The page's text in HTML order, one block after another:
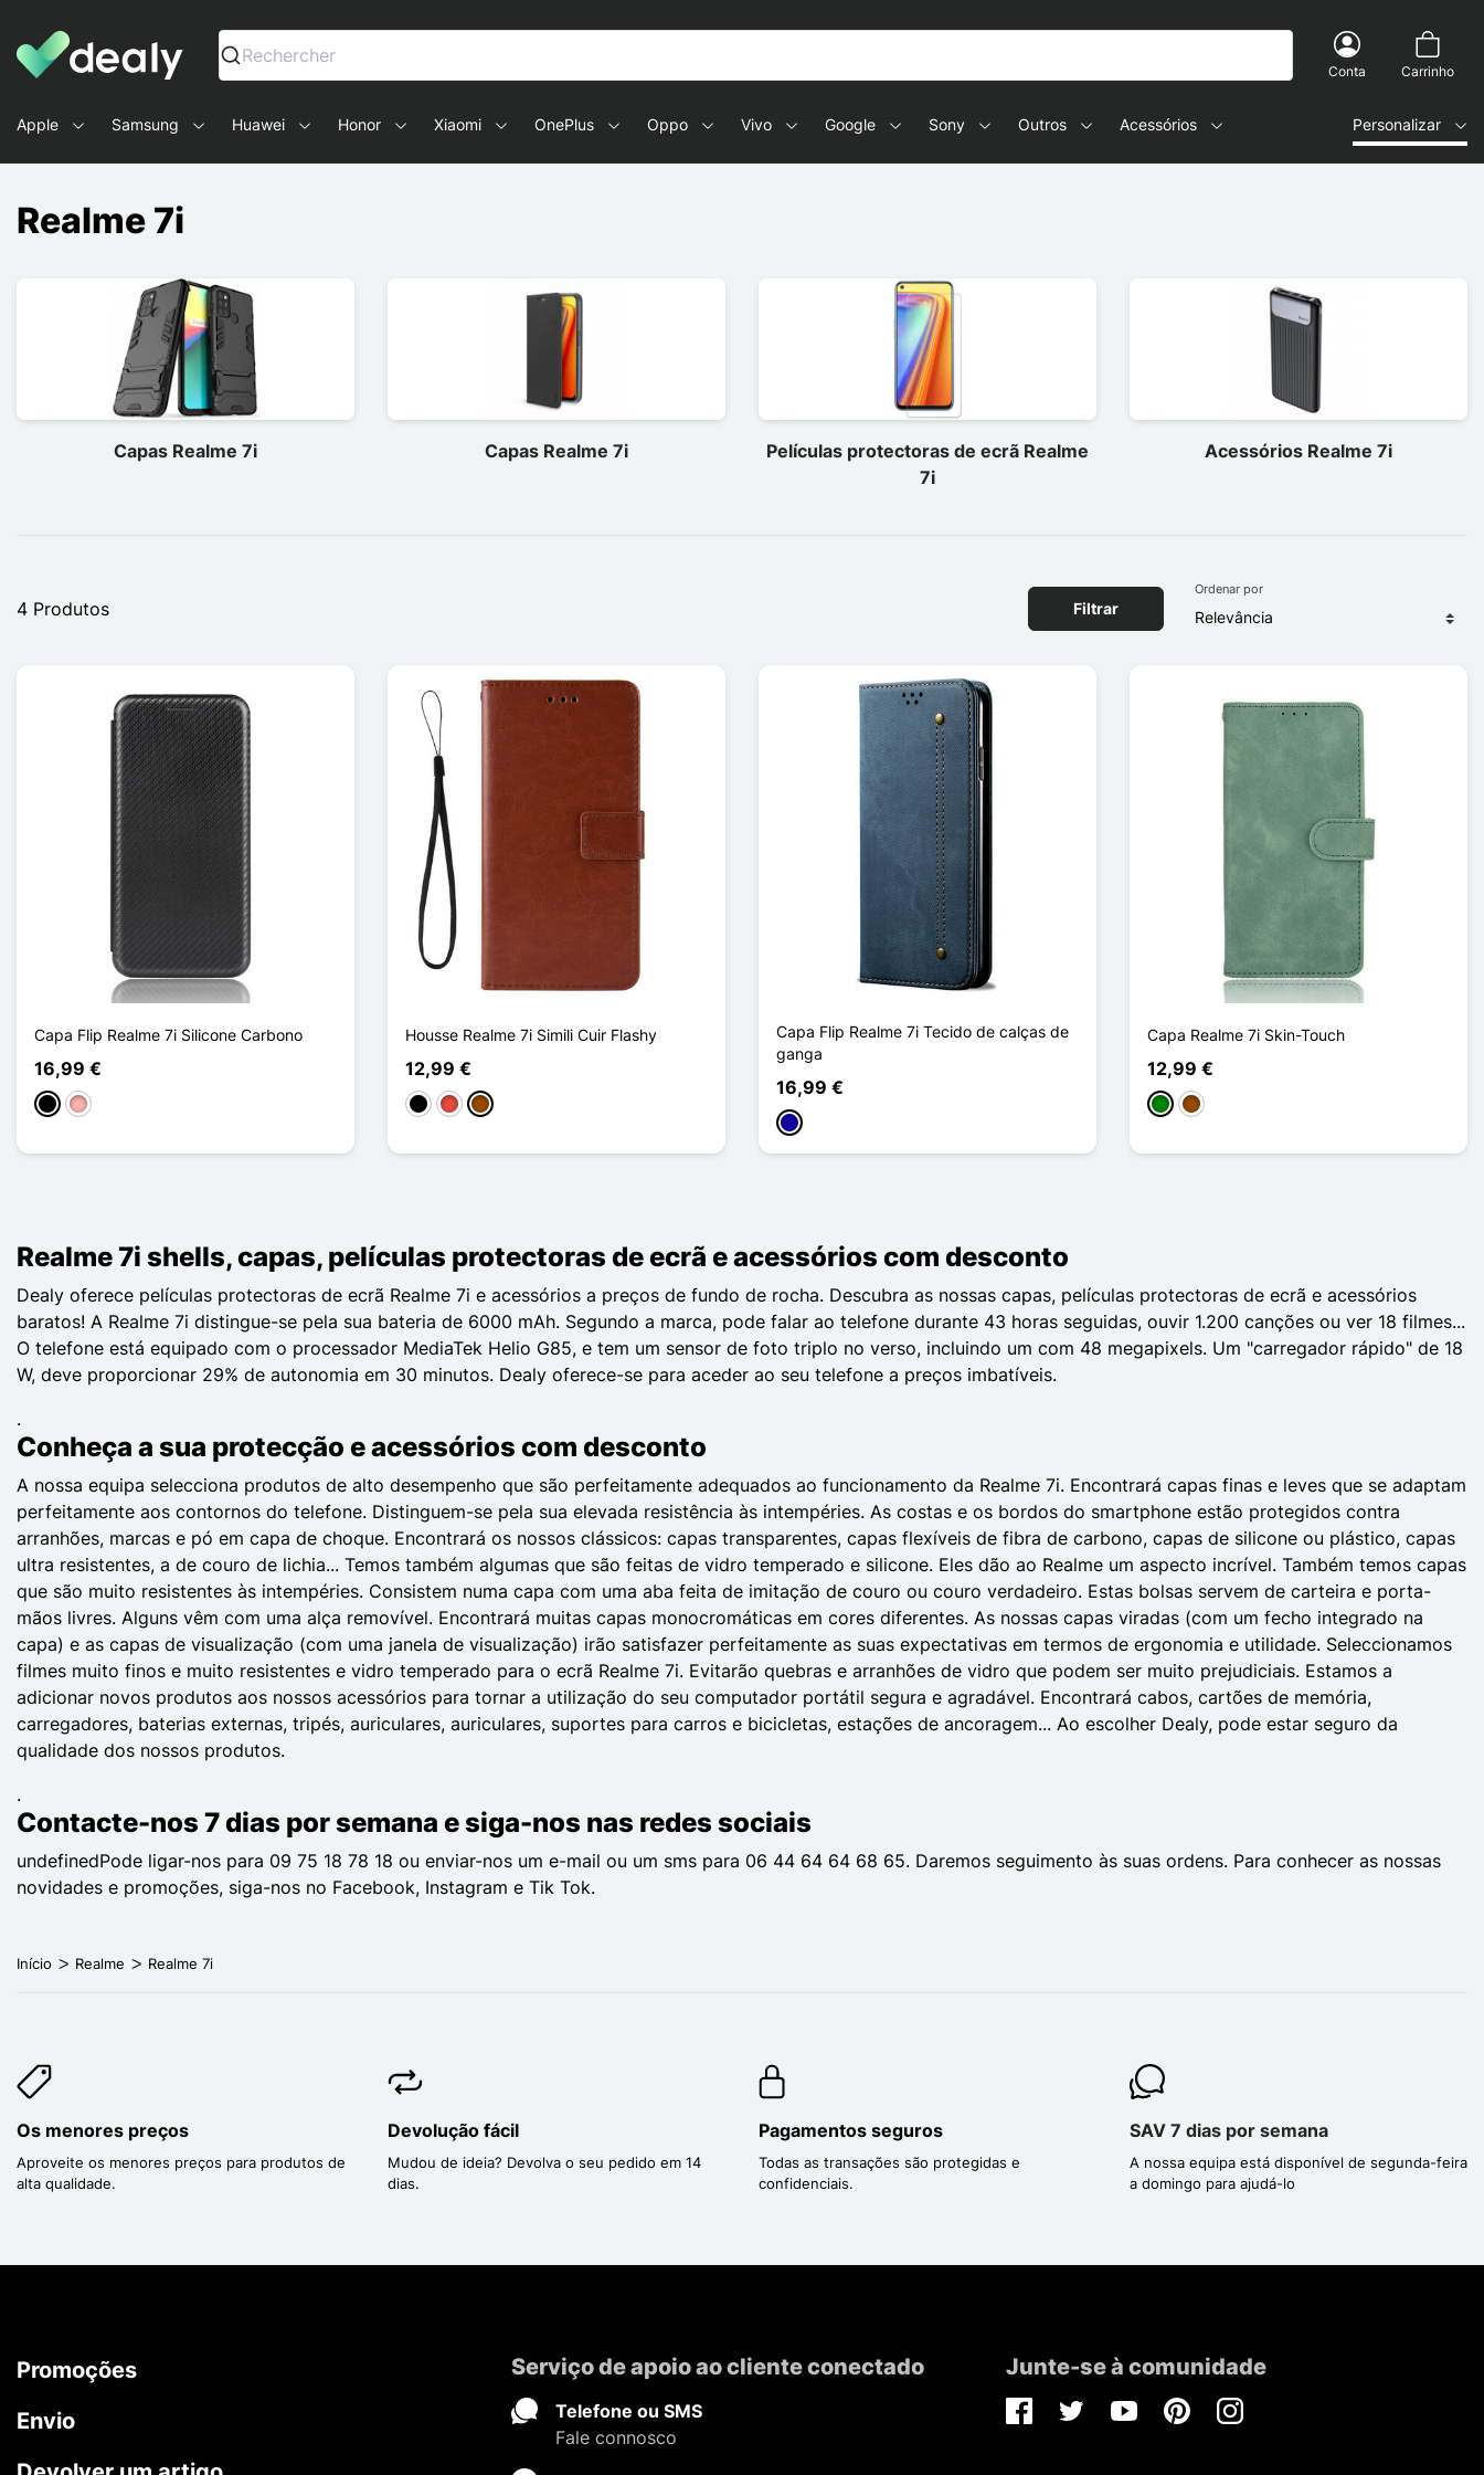
Dealy - Capas e acessórios para smartphones e tablets
Rechercher
Conta Carrinho
Apple Samsung Huawei Honor Xiaomi OnePlus Oppo Vivo Google Sony Outros Acessórios Personalizar
Realme 7i
Capas Realme 7i Capas Realme 7i
Películas protectoras de ecrã Realme
7i
Acessórios Realme 7i
4 Produtos Filtrar
Ordenar por
Capa Flip Realme 7i Silicone Carbono
16,99 €
PretoOuro rosa
Housse Realme 7i Simili Cuir Flashy
12,99 €
PretoVermelhoCastanho
Capa Flip Realme 7i Tecido de calças de
ganga
16,99 €
Azul Escuro
Capa Realme 7i Skin-Touch
12,99 €
VerdeCastanho
Realme 7i shells, capas, películas protectoras de ecrã e acessórios com desconto
Dealy oferece películas protectoras de ecrã Realme 7i e acessórios a preços de fundo de rocha. Descubra as nossas capas, películas protectoras de ecrã e acessórios
baratos! A Realme 7i distingue-se pela sua bateria de 6000 mAh. Segundo a marca, pode falar ao telefone durante 43 horas seguidas, ouvir 1.200 canções ou ver 18 filmes...
O telefone está equipado com o processador MediaTek Helio G85, e tem um sensor de foto triplo no verso, incluindo um com 48 megapixels. Um "carregador rápido" de 18
W, deve proporcionar 29% de autonomia em 30 minutos. Dealy oferece-se para aceder ao seu telefone a preços imbatíveis.
.
Conheça a sua protecção e acessórios com desconto
A nossa equipa selecciona produtos de alto desempenho que são perfeitamente adequados ao funcionamento da Realme 7i. Encontrará capas finas e leves que se adaptam
perfeitamente aos contornos do telefone. Distinguem-se pela sua elevada resistência às intempéries. As costas e os bordos do smartphone estão protegidos contra
arranhões, marcas e pó em capa de choque. Encontrará os nossos clássicos: capas transparentes, capas flexíveis de fibra de carbono, capas de silicone ou plástico, capas
ultra resistentes, a de couro de lichia... Temos também algumas que são feitas de vidro temperado e silicone. Eles dão ao Realme um aspecto incrível. Também temos capas
que são muito resistentes às intempéries. Consistem numa capa com uma aba feita de imitação de couro ou couro verdadeiro. Estas bolsas servem de carteira e porta-
mãos livres. Alguns vêm com uma alça removível. Encontrará muitas capas monocromáticas em cores diferentes. As nossas capas viradas (com um fecho integrado na
capa) e as capas de visualização (com uma janela de visualização) irão satisfazer perfeitamente as suas expectativas em termos de ergonomia e utilidade. Seleccionamos
filmes muito finos e muito resistentes e vidro temperado para o ecrã Realme 7i. Evitarão quebras e arranhões de vidro que podem ser muito prejudiciais. Estamos a
adicionar novos produtos aos nossos acessórios para tornar a utilização do seu computador portátil segura e agradável. Encontrará cabos, cartões de memória,
carregadores, baterias externas, tripés, auriculares, auriculares, suportes para carros e bicicletas, estações de ancoragem... Ao escolher Dealy, pode estar seguro da
qualidade dos nossos produtos.
.
Contacte-nos 7 dias por semana e siga-nos nas redes sociais
undefinedPode ligar-nos para 09 75 18 78 18 ou enviar-nos um e-mail ou um sms para 06 44 64 64 68 65. Daremos seguimento às suas ordens. Para conhecer as nossas
novidades e promoções, siga-nos no Facebook, Instagram e Tik Tok.
Início Realme Realme 7i
Os menores preços
Aproveite os menores preços para produtos de
alta qualidade.
Devolução fácil
Mudou de ideia? Devolva o seu pedido em 14
dias.
Pagamentos seguros
Todas as transações são protegidas e
confidenciais.
SAV 7 dias por semana
A nossa equipa está disponível de segunda-feira
a domingo para ajudá-lo
Promoções
Envio
Serviço de apoio ao cliente conectado
Telefone ou SMS
Fale connosco
Junte-se à comunidade
FacebookTwitterYoutubePinterestInstagram